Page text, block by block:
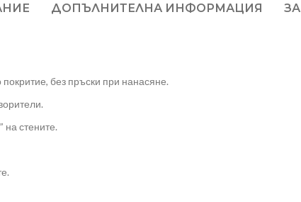
ДОПЪЛНИТЕЛНА ИНФОРМАЦИЯ
без пръски при нанасяне.
на стените.